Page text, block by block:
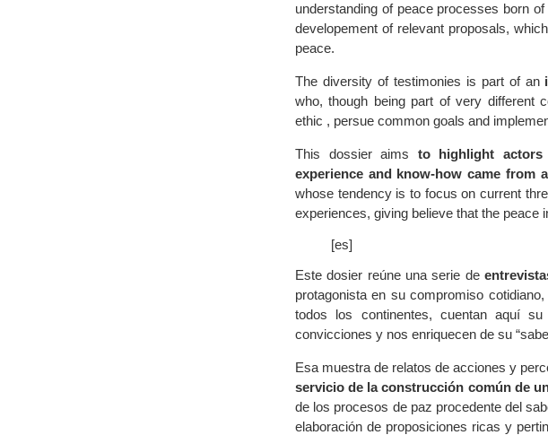
understanding of peace processes born
developement of relevant proposals,
peace.
The diversity of testimonies is part of an
who, though being part of very different
ethic , persue common goals and
This dossier aims to highlight actors
experience and know-how came from
whose tendency is to focus on current
experiences, giving believe that the peace
[es]
Este dosier reúne una serie de
protagonista en su compromiso
todos los continentes, cuentan aquí
convicciones y nos enriquecen de su
Esa muestra de relatos de acciones y
servicio de la construcción común de
de los procesos de paz procedente del
elaboración de proposiciones ricas y